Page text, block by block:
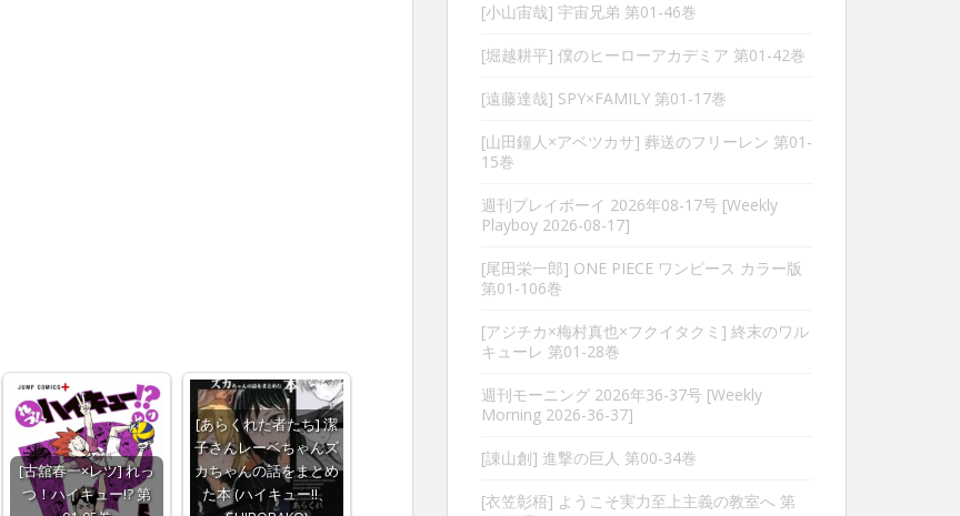
[古舘春一×レツ] れっ
つ！ハイキュー!? 第
[あらくれた者たち] 潔
子さんレーベちゃんズ
カちゃんの話をまとめ
た本 (ハイキュー!!、
[小山宙哉] 宇宙兄弟 第01-46巻
[堀越耕平] 僕のヒーローアカデミア 第01-42巻
[遠藤達哉] SPY×FAMILY 第01-17巻
[山田鐘人×アベツカサ] 葬送のフリーレン 第01-
15巻
週刊プレイボーイ 2026年08-17号 [Weekly
Playboy 2026-08-17]
[尾田栄一郎] ONE PIECE ワンピース カラー版
第01-106巻
[アジチカ×梅村真也×フクイタクミ] 終末のワル
キューレ 第01-28巻
週刊モーニング 2026年36-37号 [Weekly
Morning 2026-36-37]
[諌山創] 進撃の巨人 第00-34巻
[衣笠彰梧] ようこそ実力至上主義の教室へ 第